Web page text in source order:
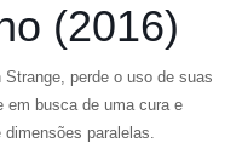
(2016)
perde o uso de suas
em busca de uma cura e
paralelas.